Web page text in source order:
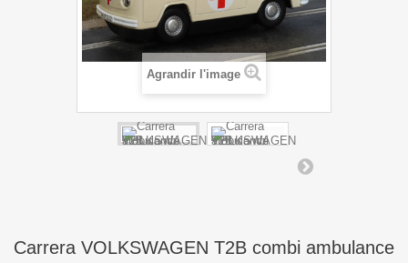
Agrandir l'image
Carrera VOLKSWAGEN T2B combi ambulance